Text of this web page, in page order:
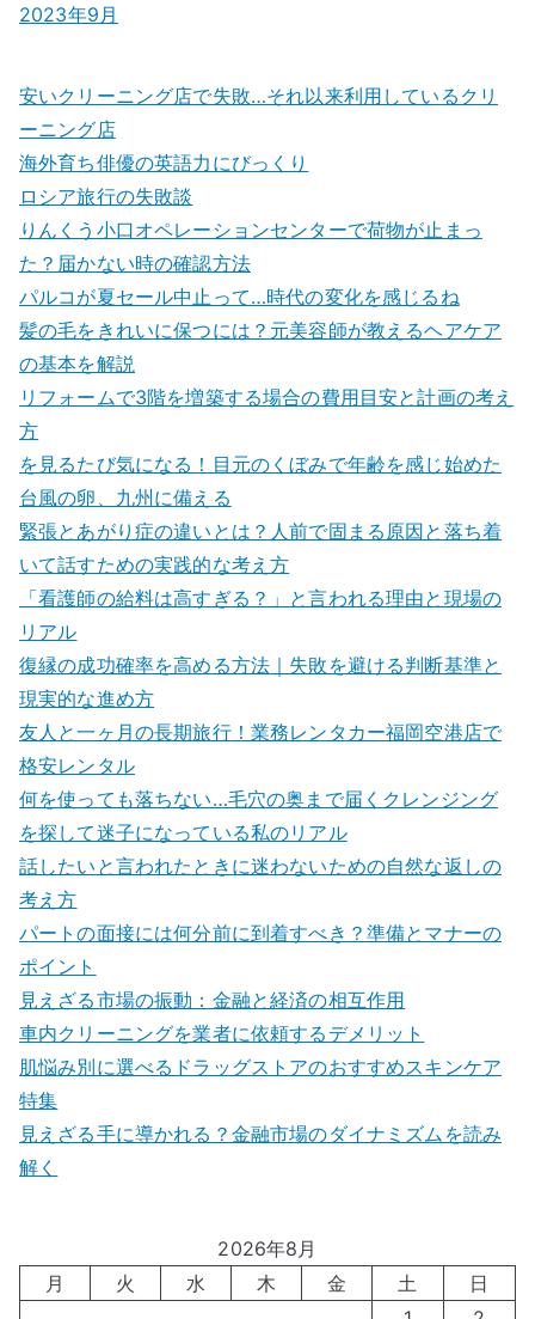
2023年9月
安いクリーニング店で失敗…それ以来利用しているクリ
ーニング店
海外育ち俳優の英語力にびっくり
ロシア旅行の失敗談
りんくう小口オペレーションセンターで荷物が止まっ
た？届かない時の確認方法
パルコが夏セール中止って…時代の変化を感じるね
髪の毛をきれいに保つには？元美容師が教えるヘアケア
の基本を解説
リフォームで3階を増築する場合の費用目安と計画の考え
方
を見るたび気になる！目元のくぼみで年齢を感じ始めた
台風の卵、九州に備える
緊張とあがり症の違いとは？人前で固まる原因と落ち着
いて話すための実践的な考え方
「看護師の給料は高すぎる？」と言われる理由と現場の
リアル
復縁の成功確率を高める方法｜失敗を避ける判断基準と
現実的な進め方
友人と一ヶ月の長期旅行！業務レンタカー福岡空港店で
格安レンタル
何を使っても落ちない…毛穴の奥まで届くクレンジング
を探して迷子になっている私のリアル
話したいと言われたときに迷わないための自然な返しの
考え方
パートの面接には何分前に到着すべき？準備とマナーの
ポイント
見えざる市場の振動：金融と経済の相互作用
車内クリーニングを業者に依頼するデメリット
肌悩み別に選べるドラッグストアのおすすめスキンケア
特集
見えざる手に導かれる？金融市場のダイナミズムを読み
解く
2026年8月
月
火 水 木 金 土
日